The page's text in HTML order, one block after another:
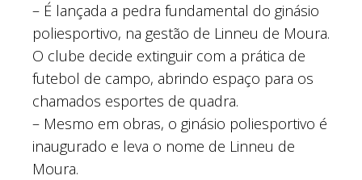
– É lançada a pedra fundamental do ginásio
poliesportivo, na gestão de Linneu de Moura.
O clube decide extinguir com a prática de
futebol de campo, abrindo espaço para os
chamados esportes de quadra.
– Mesmo em obras, o ginásio poliesportivo é
inaugurado e leva o nome de Linneu de
Moura.